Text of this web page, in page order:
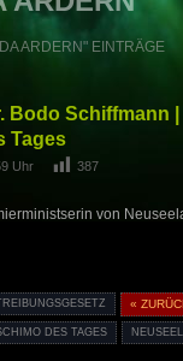
ARDERN" EINTRÄGE
Bodo Schiffmann |
Tages
Uhr 387
von
«
DES TAGES